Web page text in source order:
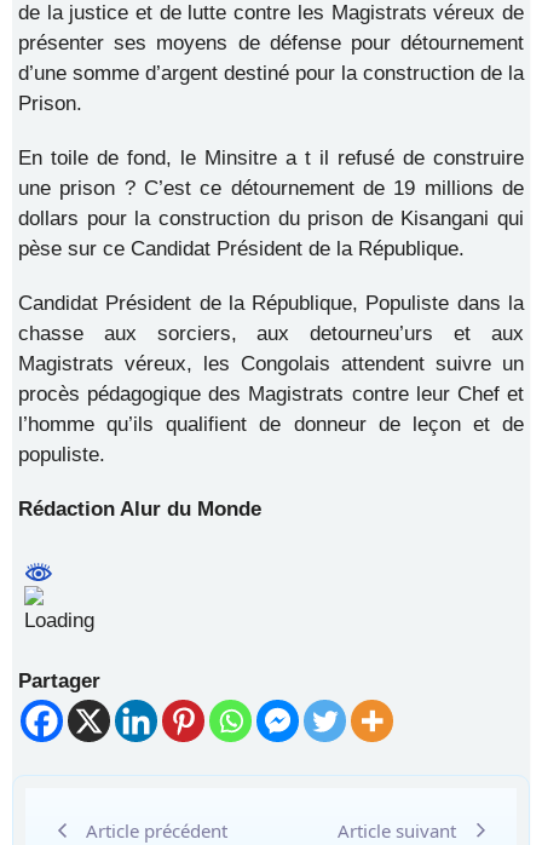
de la justice et de lutte contre les Magistrats véreux de
présenter ses moyens de défense pour détournement
d’une somme d’argent destiné pour la construction de la
Prison.
En toile de fond, le Minsitre a t il refusé de construire
une prison ? C’est ce détournement de 19 millions de
dollars pour la construction du prison de Kisangani qui
pèse sur ce Candidat Président de la République.
Candidat Président de la République, Populiste dans la
chasse aux sorciers, aux detourneu’urs et aux
Magistrats véreux, les Congolais attendent suivre un
procès pédagogique des Magistrats contre leur Chef et
l’homme qu’ils qualifient de donneur de leçon et de
populiste.
Rédaction Alur du Monde
Partager
Article précédent Article suivant